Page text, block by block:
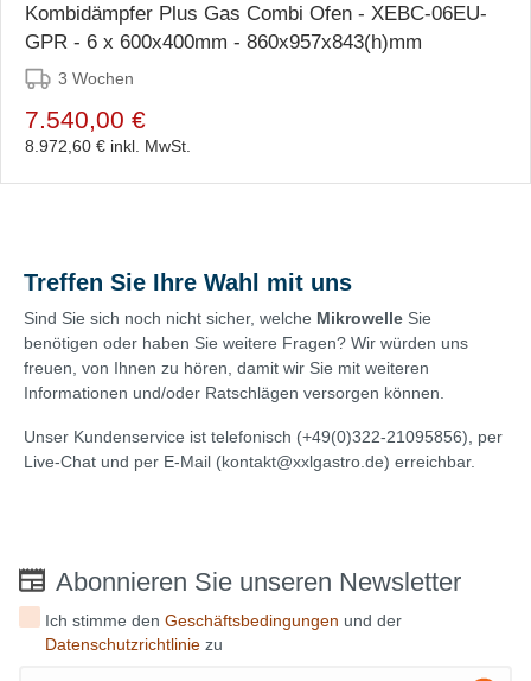
Kombidämpfer Plus Gas Combi Ofen - XEBC-06EU-
GPR - 6 x 600x400mm - 860x957x843(h)mm
3 Wochen
7.540,00 €
8.972,60 € inkl. MwSt.
Treffen Sie Ihre Wahl mit uns
Sind Sie sich noch nicht sicher, welche Mikrowelle Sie
benötigen oder haben Sie weitere Fragen? Wir würden uns
freuen, von Ihnen zu hören, damit wir Sie mit weiteren
Informationen und/oder Ratschlägen versorgen können.
Unser Kundenservice ist telefonisch (+49(0)322-21095856), per
Live-Chat und per E-Mail (kontakt@xxlgastro.de) erreichbar.
Abonnieren Sie unseren Newsletter
Ich stimme denGeschäftsbedingungen und der
Datenschutzrichtlinie zu